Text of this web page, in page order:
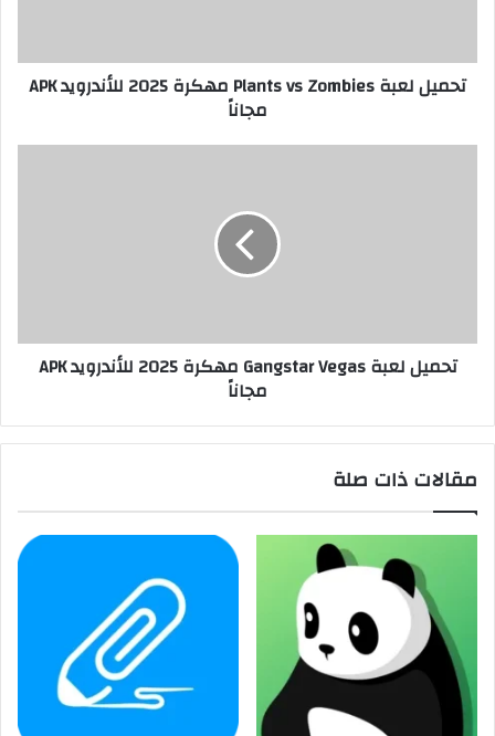
تحميل لعبة Plants vs Zombies مهكرة 2025 للأندرويد APK
مجاناً
تحميل لعبة Gangstar Vegas مهكرة 2025 للأندرويد APK
مجاناً
مقالات ذات صلة